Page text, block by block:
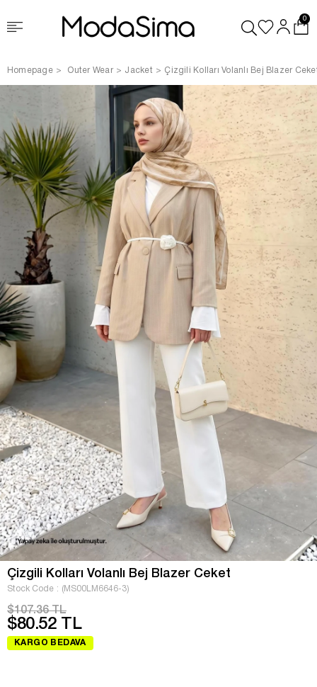
0
Homepage Outer Wear Jacket Çizgili Kolları Volanlı Bej Blazer
Çizgili Kolları Volanlı Bej Blazer Ceket
Stock Code (MS00LM6646-3)
$107.36 TL
$80.52 TL
KARGO BEDAVA